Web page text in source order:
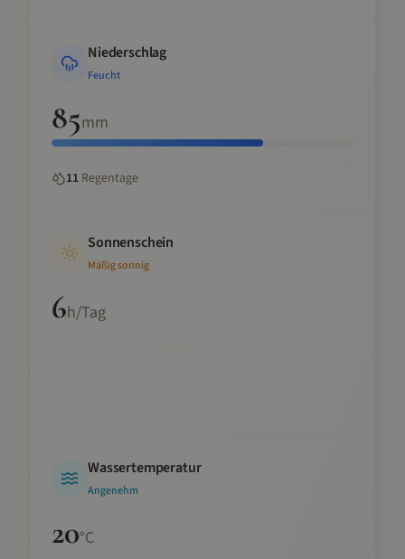
Niederschlag
Feucht
85mm
11 Regentage
Sonnenschein
Mäßig sonnig
6h/Tag
Wassertemperatur
Angenehm
20°C